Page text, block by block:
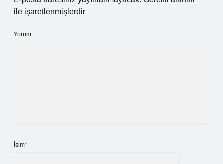
ile işaretlenmişlerdir
Yorum
İsim*